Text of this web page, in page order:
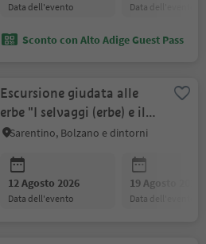
data dell'evento data dell'evento
Sconto con Alto Adige Guest Pass
Escursione giudata alle
erbe "I selvaggi (erbe) e il
loro potere"
Sarentino, Bolzano e dintorni
12 Agosto 2026
data dell'evento
19 Agosto 2026
data dell'evento